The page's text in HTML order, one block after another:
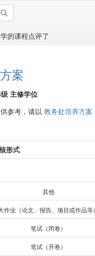
的课程点评了
案
主修学位
参考，请以 教务处培养方案
形式
其他
作业（论文、报告、项目或作品等）
笔试（闭卷）
笔试（开卷）